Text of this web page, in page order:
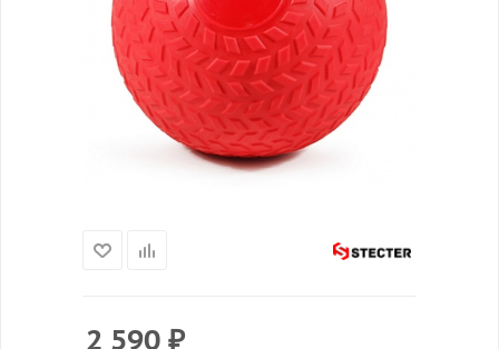
2 590 ₽